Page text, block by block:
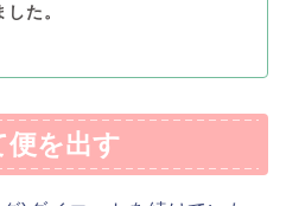
した。
便を出す